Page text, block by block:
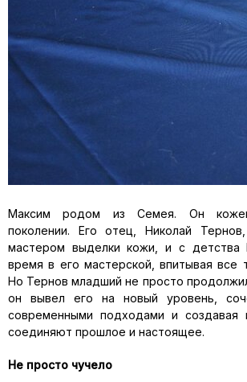
Максим родом из Семея. Он
поколении. Его отец, Николай
мастером выделки кожи, и с детства
время в его мастерской, впитывая все
Но Тернов младший не просто
он вывел его на новый уровень,
современными подходами и создавая
соединяют прошлое и настоящее.
Не просто чучело